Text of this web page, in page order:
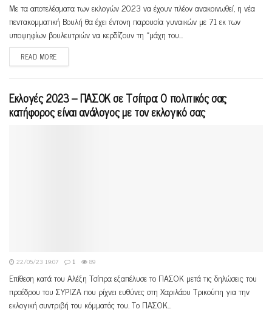
Με τα αποτελέσματα των εκλογών 2023 να έχουν πλέον ανακοινωθεί, η νέα
πεντακομματική Βουλή θα έχει έντονη παρουσία γυναικών με 71 εκ των
υποψηφίων βουλευτριών να κερδίζουν τη «μάχη του...
READ MORE
Εκλογές 2023 – ΠΑΣΟΚ σε Τσίπρα: O πολιτικός σας
κατήφορος είναι ανάλογος με τον εκλογικό σας
22/05/23 19:07 1 89
Επίθεση κατά του Αλέξη Τσίπρα εξαπέλυσε το ΠΑΣΟΚ μετά τις δηλώσεις του
προέδρου του ΣΥΡΙΖΑ που ρίχνει ευθύνες στη Χαριλάου Τρικούπη για την
εκλογική συντριβή του κόμματός του. Το ΠΑΣΟΚ...